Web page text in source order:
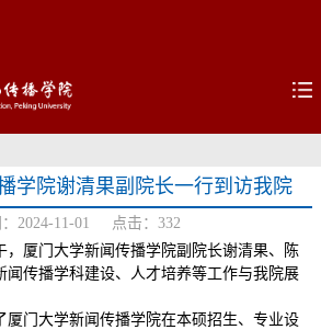
学院谢清果副院长一行到访我院
：2024-11-01 点击： 332
，厦门大学新闻传播学院副院长谢清果、陈
闻传播学科建设、人才培养等工作与我院展
厦门大学新闻传播学院在本硕招生、专业设